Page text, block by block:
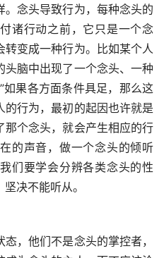
念头导致行为，每种念头的
诸行动之前，它只是一个念
变成一种行为。比如某个人
脑中出现了一个念头、一种
如果各方面条件具足，那么这
行为，最初的起因也许就是
个念头，就会产生相应的行
的声音，做一个念头的倾听
们要学会分辨各类念头的性
决不能听从。
，他们不是念头的掌控者，